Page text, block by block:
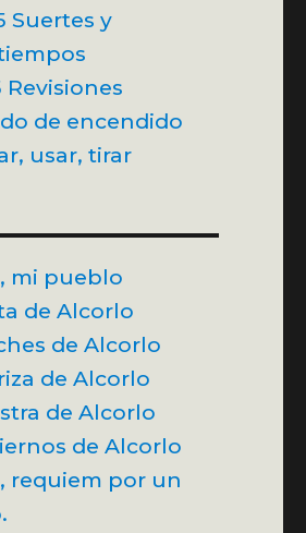
Suertes y
Revisiones
de encendido
usar, tirar
mi pueblo
de Alcorlo
de Alcorlo
de Alcorlo
de Alcorlo
de Alcorlo
requiem por un